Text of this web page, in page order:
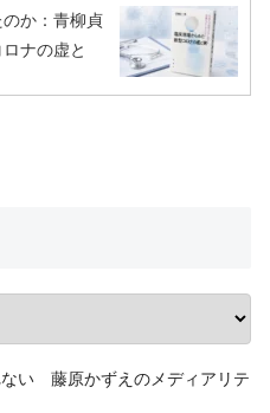
か：青柳貞
ナの虚と
ない 藤原かずえのメディアリテ